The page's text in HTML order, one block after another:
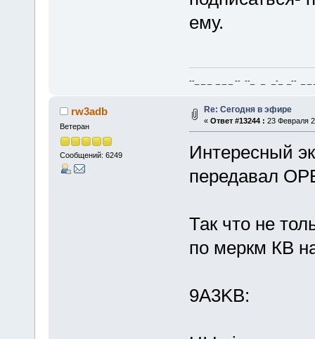
ему.
--_ _ _ _ _ _ -- --_ _ _-_ _-- _ _
rw3adb
Ветеран
Сообщений: 6249
Re: Сегодня в эфире
« Ответ #13244 : 23 Февраля
Интересный
передавал
Так что не
по меркм КВ
9A3KB: